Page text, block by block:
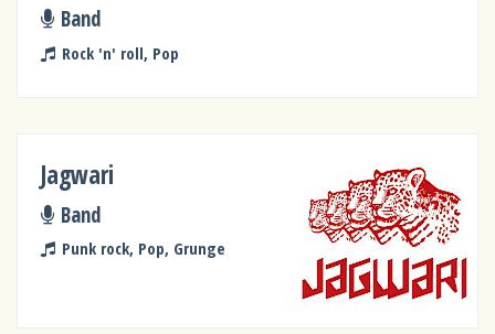
Band
Rock 'n' roll, Pop
Jagwari
Band
Punk rock, Pop, Grunge